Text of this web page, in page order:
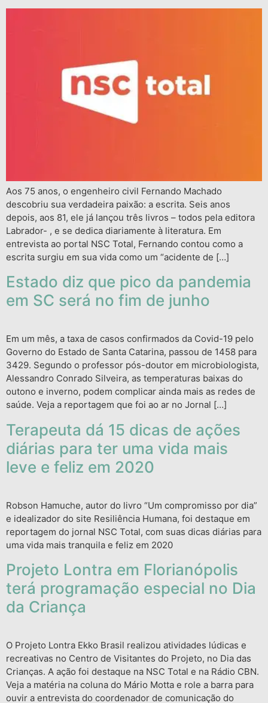
Aos 75 anos, o engenheiro civil Fernando Machado
descobriu sua verdadeira paixão: a escrita. Seis anos
depois, aos 81, ele já lançou três livros – todos pela editora
Labrador- , e se dedica diariamente à literatura. Em
entrevista ao portal NSC Total, Fernando contou como a
escrita surgiu em sua vida como um “acidente de […]
Estado diz que pico da pandemia
em SC será no fim de junho
Em um mês, a taxa de casos confirmados da Covid-19 pelo
Governo do Estado de Santa Catarina, passou de 1458 para
3429. Segundo o professor pós-doutor em microbiologista,
Alessandro Conrado Silveira, as temperaturas baixas do
outono e inverno, podem complicar ainda mais as redes de
saúde. Veja a reportagem que foi ao ar no Jornal […]
Terapeuta dá 15 dicas de ações
diárias para ter uma vida mais
leve e feliz em 2020
Robson Hamuche, autor do livro “Um compromisso por dia”
e idealizador do site Resiliência Humana, foi destaque em
reportagem do jornal NSC Total, com suas dicas diárias para
uma vida mais tranquila e feliz em 2020
Projeto Lontra em Florianópolis
terá programação especial no Dia
da Criança
O Projeto Lontra Ekko Brasil realizou atividades lúdicas e
recreativas no Centro de Visitantes do Projeto, no Dia das
Crianças. A ação foi destaque na NSC Total e na Rádio CBN.
Veja a matéria na coluna do Mário Motta e role a barra para
ouvir a entrevista do coordenador de comunicação do